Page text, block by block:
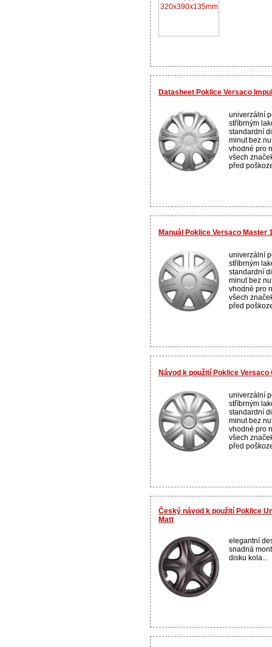
Datasheet Poklice Versaco
univerzální
stříbrným
standardní
minut bez
vhodné pro
všech
před
Manuál Poklice Versaco Master
univerzální
stříbrným
standardní
minut bez
vhodné pro
všech
před
Návod k použití Poklice
univerzální
stříbrným
standardní
minut bez
vhodné pro
všech
před
Český návod k použití Poklice
Matt
elegantní
snadná
disku kola...